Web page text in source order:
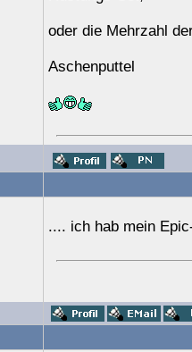
oder die Mehrzahl
Aschenputtel
.... ich hab mein